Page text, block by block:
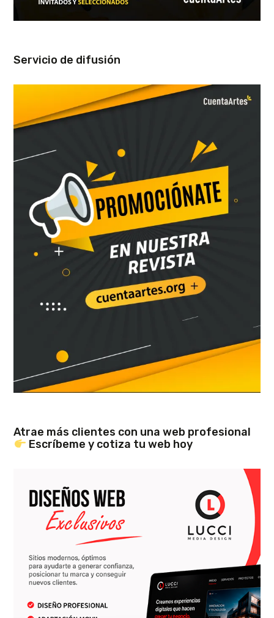
Servicio de difusión
Atrae más clientes con una web profesional
Escríbeme y cotiza tu web hoy